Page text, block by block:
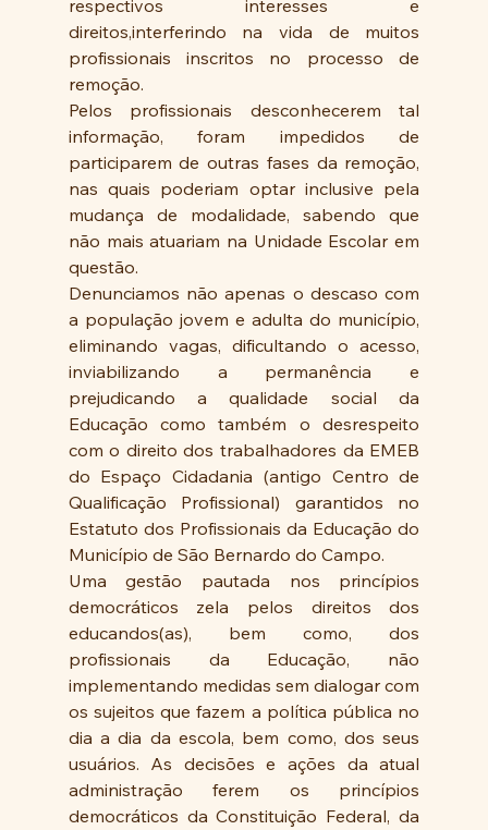
respectivos interesses e
direitos,interferindo na vida de muitos
profissionais inscritos no processo de
remoção.
Pelos profissionais desconhecerem tal
informação, foram impedidos de
participarem de outras fases da remoção,
nas quais poderiam optar inclusive pela
mudança de modalidade, sabendo que
não mais atuariam na Unidade Escolar em
questão.
Denunciamos não apenas o descaso com
a população jovem e adulta do município,
eliminando vagas, dificultando o acesso,
inviabilizando a permanência e
prejudicando a qualidade social da
Educação como também o desrespeito
com o direito dos trabalhadores da EMEB
do Espaço Cidadania (antigo Centro de
Qualificação Profissional) garantidos no
Estatuto dos Profissionais da Educação do
Município de São Bernardo do Campo.
Uma gestão pautada nos princípios
democráticos zela pelos direitos dos
educandos(as), bem como, dos
profissionais da Educação, não
implementando medidas sem dialogar com
os sujeitos que fazem a política pública no
dia a dia da escola, bem como, dos seus
usuários. As decisões e ações da atual
administração ferem os princípios
democráticos da Constituição Federal, da